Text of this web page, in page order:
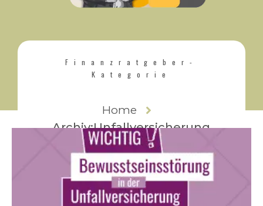
Finanzratgeber-
Kategorie
Home
Archiv:Unfallversicherung